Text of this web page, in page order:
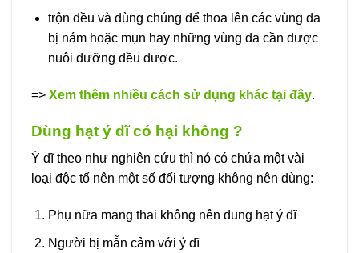
trộn đều và dùng chúng để thoa lên các vùng da
bị nám hoặc mụn hay những vùng da cần dược
nuôi dưỡng đều được.
=> Xem thêm nhiều cách sử dụng khác tại đây.
Dùng hạt ý dĩ có hại không ?
Ý dĩ theo như nghiên cứu thì nó có chứa một vài
loại độc tố nên một số đối tượng không nên dùng:
Phụ nữa mang thai không nên dung hạt ý dĩ
Người bị mẫn cảm với ý dĩ